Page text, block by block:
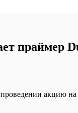
праймер
акцию на